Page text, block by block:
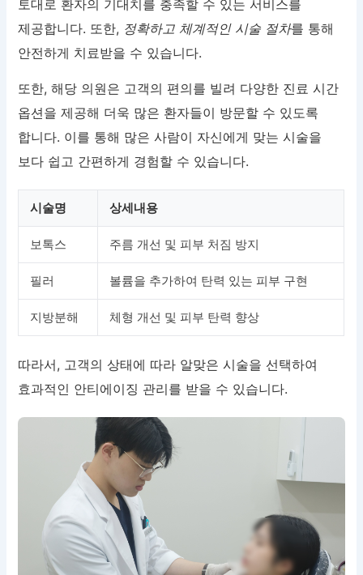
토대로 환자의 기대치를 충족할 수 있는 서비스를
제공합니다. 또한, 정확하고 체계적인 시술 절차를 통해
안전하게 치료받을 수 있습니다.
또한, 해당 의원은 고객의 편의를 빌려 다양한 진료 시간
옵션을 제공해 더욱 많은 환자들이 방문할 수 있도록
합니다. 이를 통해 많은 사람이 자신에게 맞는 시술을
보다 쉽고 간편하게 경험할 수 있습니다.
시술명 상세내용
보톡스 주름 개선 및 피부 처짐 방지
필러 볼륨을 추가하여 탄력 있는 피부 구현
지방분해 체형 개선 및 피부 탄력 향상
따라서, 고객의 상태에 따라 알맞은 시술을 선택하여
효과적인 안티에이징 관리를 받을 수 있습니다.